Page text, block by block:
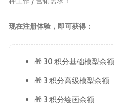
现在注册体验，即可获得：
🎁 30 积分基础模型余额
🎁 3 积分高级模型余额
🎁 3 积分绘画余额